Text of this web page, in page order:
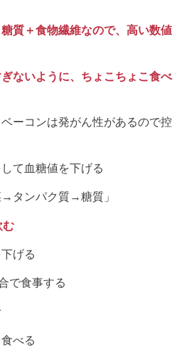
質＋食物繊維なので、高い数値
ないように、ちょこちょこ食べ
ーコンは発がん性があるので控
て血糖値を下げる
タンパク質→糖質」
む
げる
で食事する
べる